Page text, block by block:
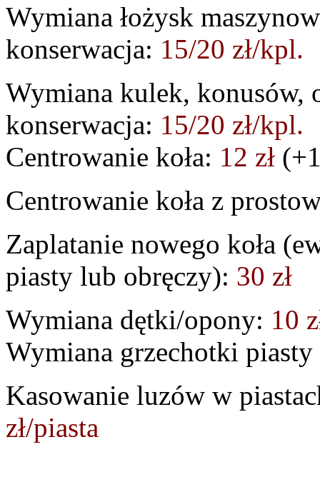
Wymiana łożysk
konserwacja: 15/20 zł/kpl.
Wymiana kulek,
konserwacja: 15/20 zł/kpl.
Centrowanie koła: 12 zł
Centrowanie koła z
Zaplatanie nowego koła
piasty lub obręczy): 30 zł
Wymiana dętki/opony: 10
Wymiana grzechotki
Kasowanie luzów w
zł/piasta